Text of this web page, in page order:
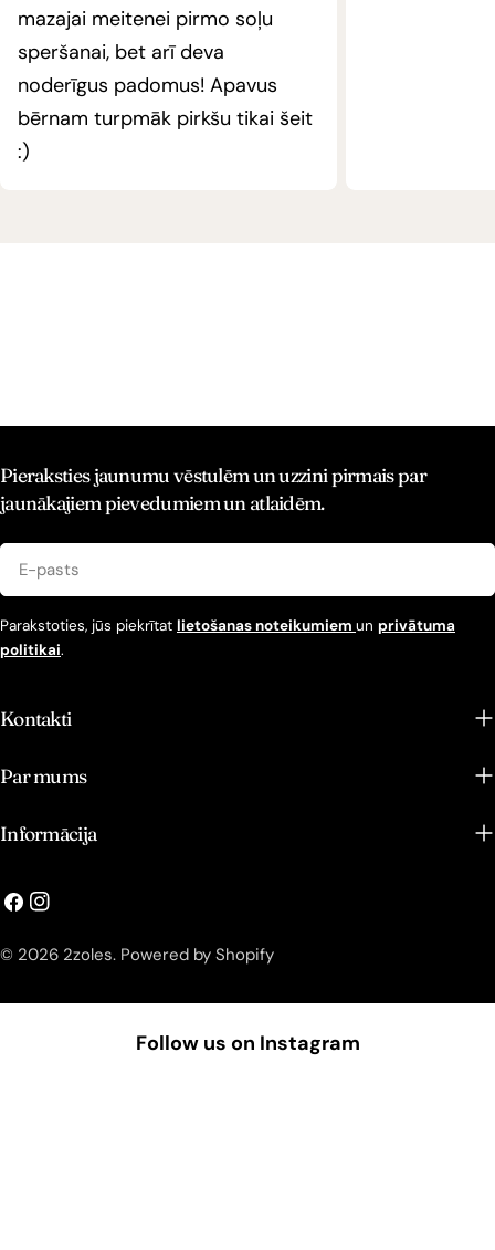
mazajai meitenei pirmo soļu
speršanai, bet arī deva
noderīgus padomus! Apavus
bērnam turpmāk pirkšu tikai šeit
:)
Pieraksties jaunumu vēstulēm un uzzini pirmais par
jaunākajiem pievedumiem un atlaidēm.
pasts
Parakstoties, jūs piekrītat lietošanas noteikumiem un privātuma
politikai.
Kontakti
Par mums
Informācija
© 2026 2zoles. Powered by Shopify
Follow us on Instagram